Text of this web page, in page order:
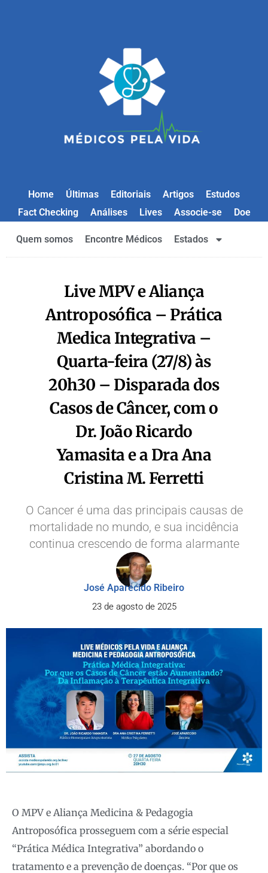
Home Últimas Editoriais Artigos
Estudos
Fact Checking
Análises Lives Associe-se Doe
Quem somos Encontre Médicos Estados
Live MPV e Aliança
Antroposófica – Prática
Medica Integrativa –
Quarta-feira (27/8) às
20h30 – Disparada dos
Casos de Câncer, com o
Dr. João Ricardo
Yamasita e a Dra Ana
Cristina M. Ferretti
O Cancer é uma das principais causas de
mortalidade no mundo, e sua incidência
continua crescendo de forma alarmante
José Aparecido Ribeiro
23 de agosto de 2025
O MPV e Aliança Medicina & Pedagogia
Antroposófica prosseguem com a série especial
“Prática Médica Integrativa” abordando o
tratamento e a prevenção de doenças. “Por que os